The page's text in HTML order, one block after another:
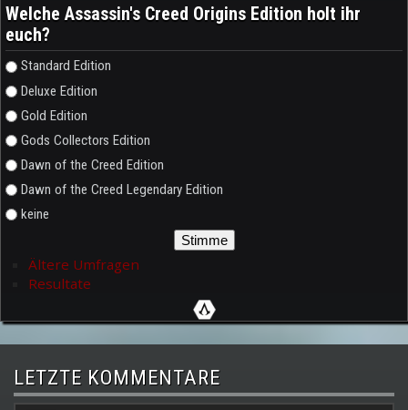
Welche Assassin's Creed Origins Edition holt ihr
euch?
Auswahlmöglichkeiten
Standard Edition
Deluxe Edition
Gold Edition
Gods Collectors Edition
Dawn of the Creed Edition
Dawn of the Creed Legendary Edition
keine
Ältere Umfragen
Resultate
LETZTE KOMMENTARE